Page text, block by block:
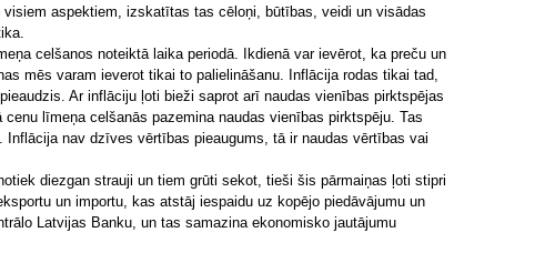
aspektiem, izskatītas tas cēloņi, būtības, veidi un visādas
celšanos noteiktā laika periodā. Ikdienā var ievērot, ka preču un
mēs varam ieverot tikai to palielināšanu. Inflācija rodas tikai tad,
Ar inflāciju ļoti bieži saprot arī naudas vienības pirktspējas
līmeņa celšanās pazemina naudas vienības pirktspēju. Tas
nav dzīves vērtības pieaugums, tā ir naudas vērtības vai
diezgan strauji un tiem grūti sekot, tieši šis pārmaiņas ļoti stipri
un importu, kas atstāj iespaidu uz kopējo piedāvājumu un
Latvijas Banku, un tas samazina ekonomisko jautājumu